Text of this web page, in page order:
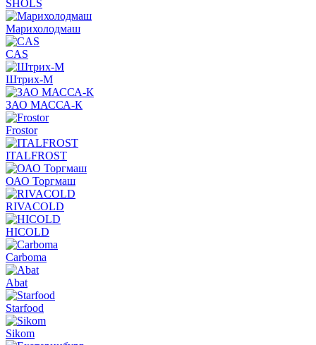
SHOLS
Марихолодмаш
CAS
Штрих-М
ЗАО МАССА-К
Frostor
ITALFROST
ОАО Торгмаш
RIVACOLD
HICOLD
Carboma
Abat
Starfood
Sikom